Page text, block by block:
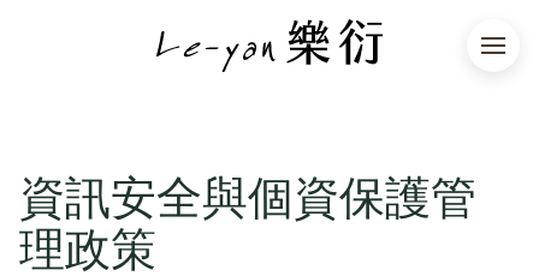
資訊安全與個資保護管
理政策